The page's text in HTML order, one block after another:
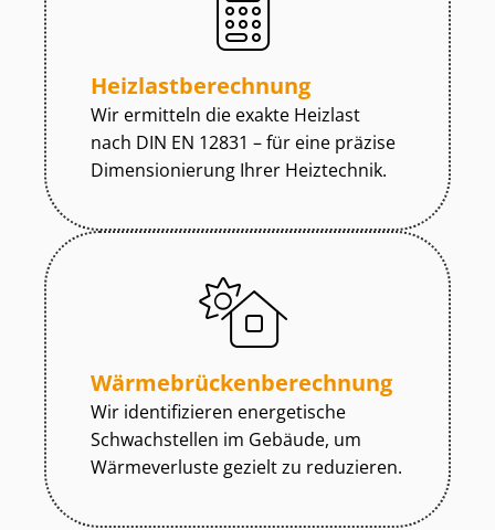
Heiz­last­be­rech­nung
Wir ermitteln die exakte Heizlast
nach DIN EN 12831 – für eine präzise
Dimensionierung Ihrer Heiztechnik.
Wär­me­brü­cken­be­rech­nung
Wir identifizieren energetische
Schwachstellen im Gebäude, um
Wärmeverluste gezielt zu reduzieren.